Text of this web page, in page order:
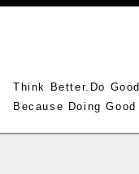
Think Better.Do
Because Doing